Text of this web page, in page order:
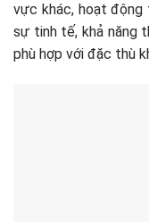
vực khác, hoạt động
sự tinh tế, khả năng
phù hợp với đặc thù